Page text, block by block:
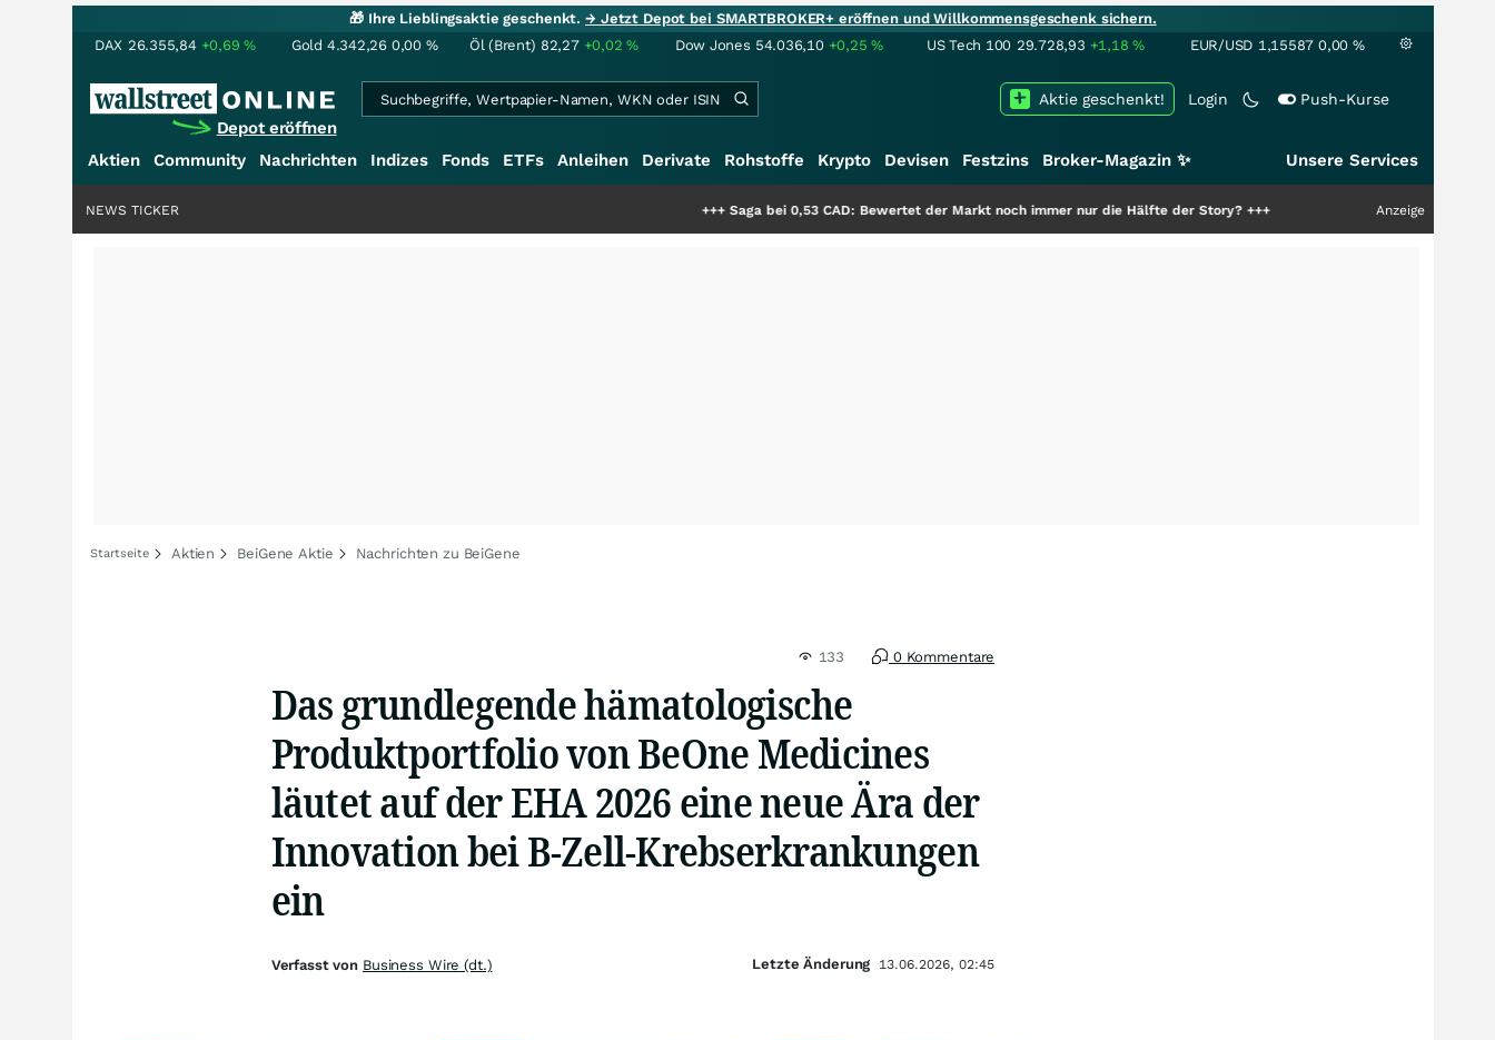
🎁 Ihre Lieblingsaktie geschenkt.→ Jetzt Depot bei SMARTBROKER+ eröffnen und Willkommensgeschenk sichern.
DAX 26.355,84 +0,69% Gold 4.342,26 0,00 % Öl (Brent) 82,27 +0,02% Dow Jones 54.036,10 +0,25% US Tech 100 29.728,93 +1,18% EUR/USD 1,15587 0,00 %
Depot eröffnen
Login Push-Kurse
Aktie geschenkt!
Aktien Community Nachrichten Indizes Fonds ETFs Anleihen Derivate Rohstoffe Krypto Devisen Festzins Broker-Magazin ✨ Unsere Services
Saga bei 0,53 CAD: Bewertet der Markt noch immer nur die Hälfte der Story?+++ Anzeige
NEWS TICKER
Startseite Aktien BeiGene Aktie Nachrichten zu BeiGene
133 0 Kommentare
Das grundlegende hämatologische
Produktportfolio von BeOne Medicines
läutet auf der EHA 2026 eine neue Ära der
Innovation bei B-Zell-Krebserkrankungen
ein
Verfasst von Business Wire (dt.) Letzte Änderung 13.06.2026, 02:45